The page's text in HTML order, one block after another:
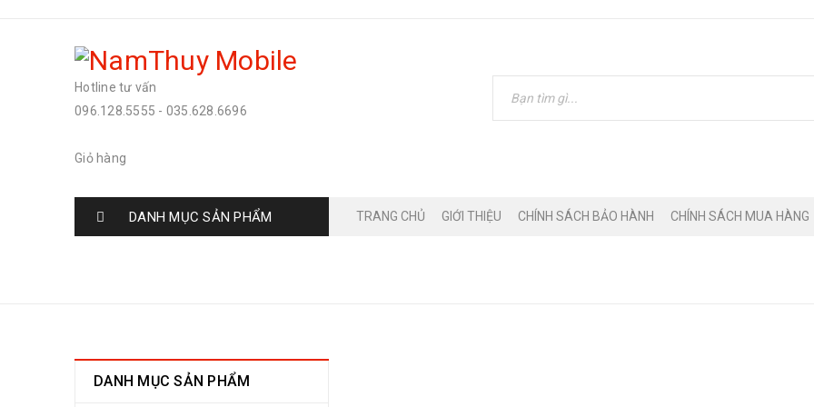
Hotline tư vấn
096.128.5555 - 035.628.6696
Giỏ hàng
DANH MỤC SẢN PHẨM TRANG CHỦ GIỚI THIỆU CHÍNH SÁCH BẢO HÀNH CHÍNH SÁCH MUA HÀNG
DANH MỤC SẢN PHẨM